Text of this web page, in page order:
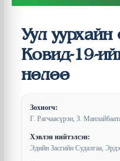
Уул уурхайн
Ковид-19-
нөлөө
Зохиогч:
Г. Рагчаасүрэн, З.
Хэвлэн нийтэлсэн:
Эдийн Засгийн Судалгаа,